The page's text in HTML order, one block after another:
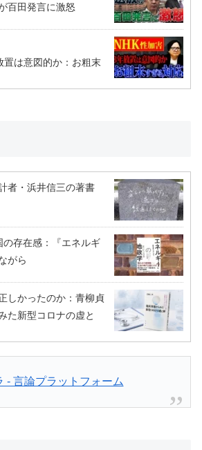
百田発言に激怒
置は意図的か：お粗末
者・浜井信三の著書
存在感：『エネルギ
がら
しかったのか：青柳貞
た新型コロナの虚と
- 言論プラットフォーム